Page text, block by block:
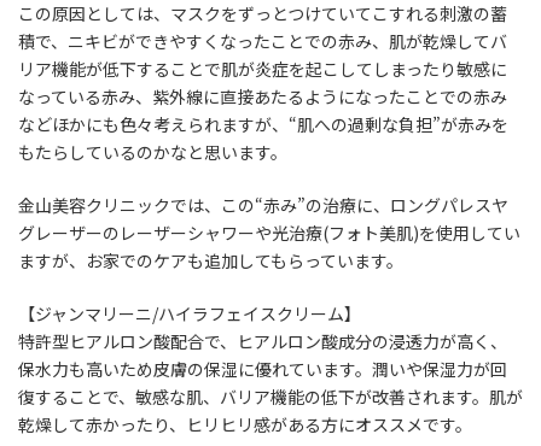
この原因としては、マスクをずっとつけていてこすれる刺激の蓄
積で、ニキビができやすくなったことでの赤み、肌が乾燥してバ
リア機能が低下することで肌が炎症を起こしてしまったり敏感に
なっている赤み、紫外線に直接あたるようになったことでの赤み
などほかにも色々考えられますが、“肌への過剰な負担”が赤みを
もたらしているのかなと思います。
金山美容クリニックでは、この“赤み”の治療に、ロングパレスヤ
グレーザーのレーザーシャワーや光治療(フォト美肌)を使用してい
ますが、 お家でのケアも追加してもらっています。
【ジャンマリーニ/ハイラフェイスクリーム】
特許型ヒアルロン酸配合で、ヒアルロン酸成分の浸透力が高く、
保水力も高いため皮膚の保湿に優れています。潤いや保湿力が回
復することで、敏感な肌、バリア機能の低下が改善されます。肌が
乾燥して赤かったり、ヒリヒリ感がある方にオススメです。